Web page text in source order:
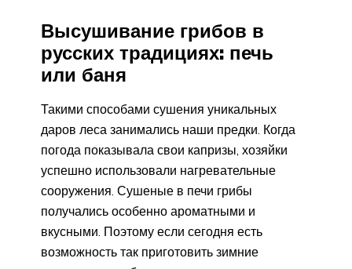
Высушивание грибов в
русских традициях: печь
или баня
Такими способами сушения уникальных
даров леса занимались наши предки. Когда
погода показывала свои капризы, хозяйки
успешно использовали нагревательные
сооружения. Сушеные в печи грибы
получались особенно ароматными и
вкусными. Поэтому если сегодня есть
возможность так приготовить зимние